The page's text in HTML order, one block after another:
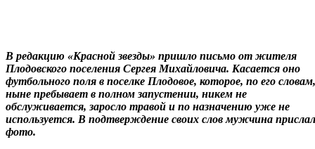
В редакцию «Красной звезды» пришло письмо от жителя
Плодовского поселения Сергея Михайловича. Касается оно
футбольного поля в поселке Плодовое, которое, по его словам,
ныне пребывает в полном запустении, никем не
обслуживается, заросло травой и по назначению уже не
используется. В подтверждение своих слов мужчина прислал
фото.